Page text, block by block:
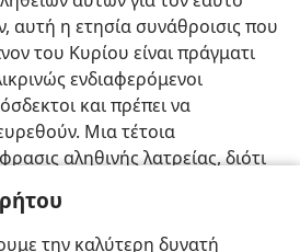
την καλύτερη δυνατή
αυτή η ετησία συνάθροισις που
του Κυρίου είναι πράγματι
ενδιαφερόμενοι
και πρέπει να
Μια τέτοια
αληθινής λατρείας, διότι
με μια συμβολική έννοια,
μετέχουν των εμβλημάτων του